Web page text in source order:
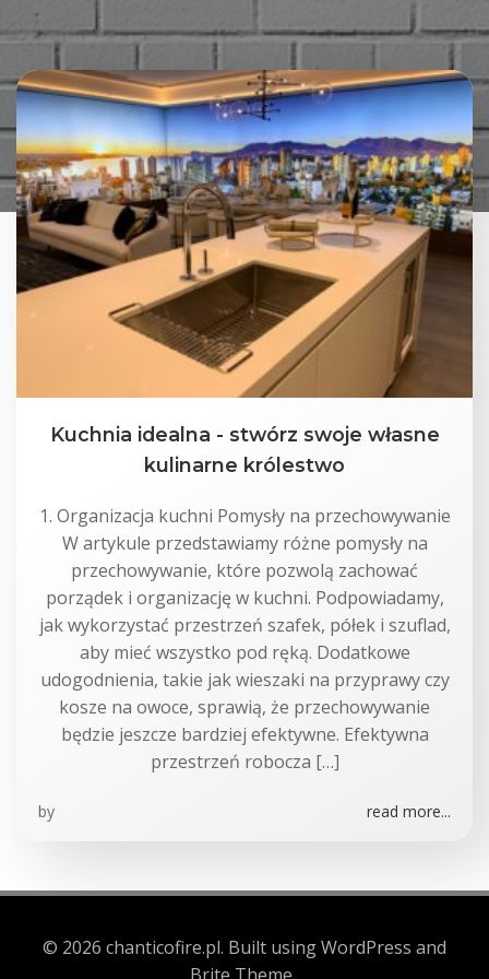
Kuchnia idealna - stwórz swoje własne
kulinarne królestwo
1. Organizacja kuchni Pomysły na przechowywanie
W artykule przedstawiamy różne pomysły na
przechowywanie, które pozwolą zachować
porządek i organizację w kuchni. Podpowiadamy,
jak wykorzystać przestrzeń szafek, półek i szuflad,
aby mieć wszystko pod ręką. Dodatkowe
udogodnienia, takie jak wieszaki na przyprawy czy
kosze na owoce, sprawią, że przechowywanie
będzie jeszcze bardziej efektywne. Efektywna
przestrzeń robocza […]
by read more...
© 2026 chanticofire.pl. Built using WordPress and